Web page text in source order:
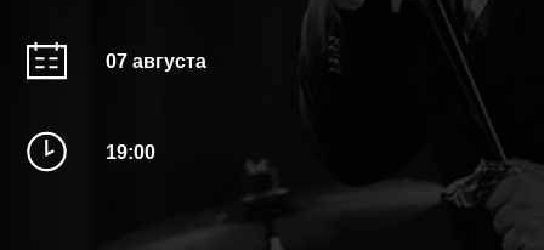
07 августа
19:00